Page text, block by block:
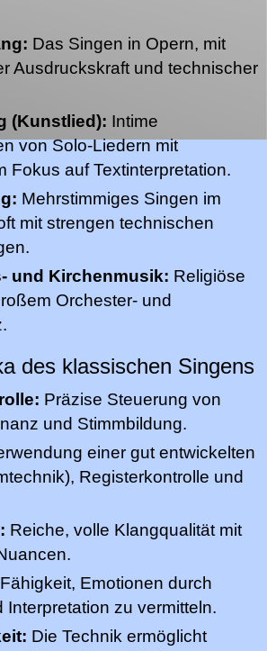
Das Singen in Opern, mit
Ausdruckskraft und technischer
(Kunstlied): Intime
von Solo-Liedern mit
Fokus auf Textinterpretation.
Mehrstimmiges Singen im
mit strengen technischen
und Kirchenmusik: Religiöse
Orchester- und
des klassischen Singens
Präzise Steuerung von
und Stimmbildung.
einer gut entwickelten
Registerkontrolle und
Reiche, volle Klangqualität mit
Fähigkeit, Emotionen durch
Interpretation zu vermitteln.
Die Technik ermöglicht